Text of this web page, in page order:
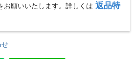
お願いいたします。詳しくは 返品特
せ